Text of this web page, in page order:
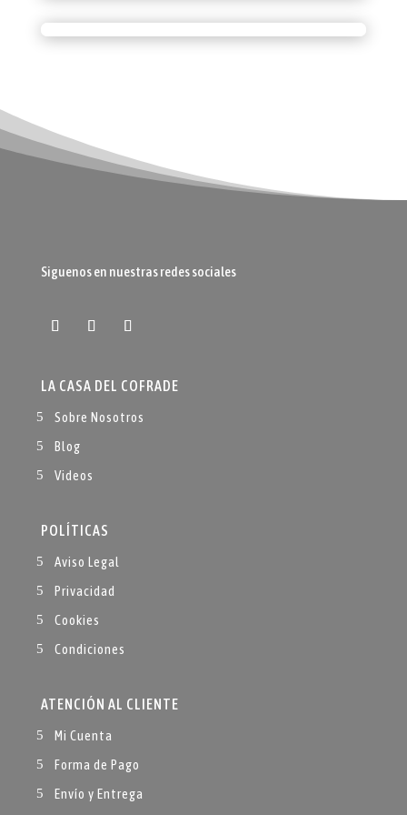
VER OFERTA
Siguenos en nuestras redes sociales
LA CASA DEL COFRADE
Sobre Nosotros
Blog
Videos
POLÍTICAS
Aviso Legal
Privacidad
Cookies
Condiciones
ATENCIÓN AL CLIENTE
Mi Cuenta
Forma de Pago
Envío y Entrega